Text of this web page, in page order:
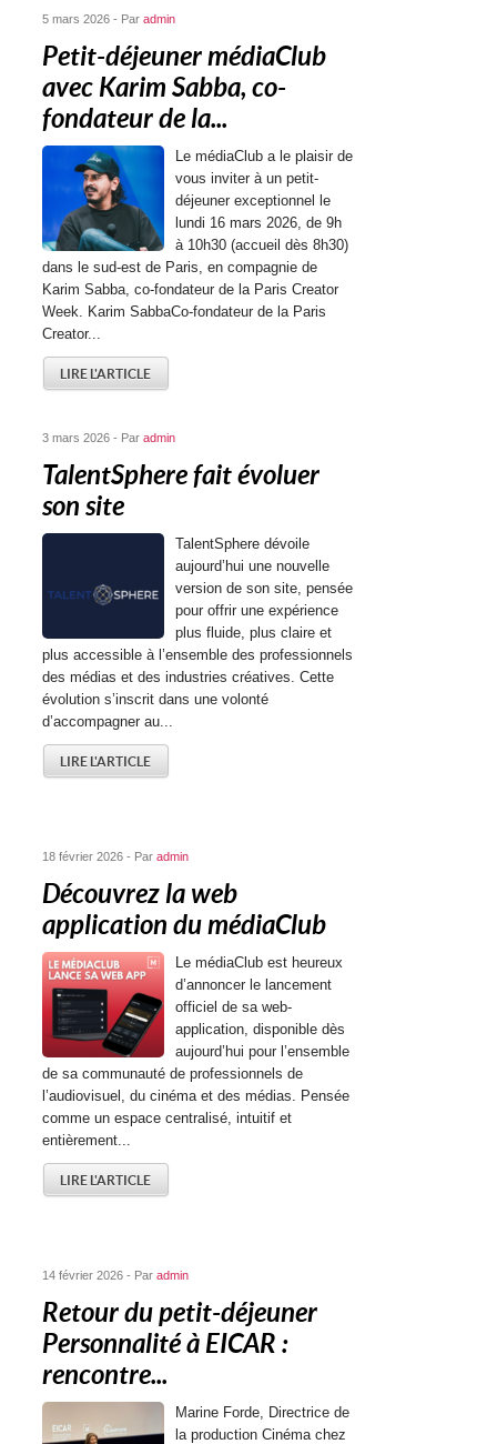
5 mars 2026 - Paradmin
Petit-déjeuner médiaClub
avec Karim Sabba, co-
fondateur de la...
Le médiaClub a le plaisir de
vous inviter à un petit-
déjeuner exceptionnel le
lundi 16 mars 2026, de 9h
à 10h30 (accueil dès 8h30)
dans le sud-est de Paris, en compagnie de
Karim Sabba, co-fondateur de la Paris Creator
Week. Karim SabbaCo-fondateur de la Paris
Creator...
LIRE L'ARTICLE
3 mars 2026 - Paradmin
TalentSphere fait évoluer
son site
TalentSphere dévoile
aujourd’hui une nouvelle
version de son site, pensée
pour offrir une expérience
plus fluide, plus claire et
plus accessible à l’ensemble des professionnels
des médias et des industries créatives. Cette
évolution s’inscrit dans une volonté
d’accompagner au...
LIRE L'ARTICLE
18 février 2026 - Paradmin
Découvrez la web
application du médiaClub
Le médiaClub est heureux
d’annoncer le lancement
officiel de sa web-
application, disponible dès
aujourd’hui pour l’ensemble
de sa communauté de professionnels de
l’audiovisuel, du cinéma et des médias. Pensée
comme un espace centralisé, intuitif et
entièrement...
LIRE L'ARTICLE
14 février 2026 - Paradmin
Retour du petit-déjeuner
Personnalité à EICAR :
rencontre...
Marine Forde, Directrice de
la production Cinéma chez